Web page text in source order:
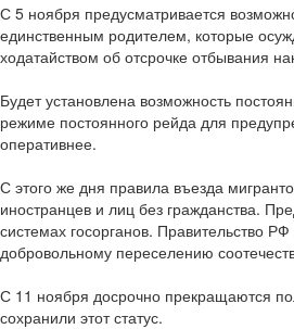
С 5 ноября предусматривается
единственным родителем, которые
ходатайством об отсрочке отбывания
Будет установлена возможность
режиме постоянного рейда для
оперативнее.
С этого же дня правила въезда
иностранцев и лиц без гражданства.
системах госорганов. Правительство
добровольному переселению
С 11 ноября досрочно прекращаются
сохранили этот статус.